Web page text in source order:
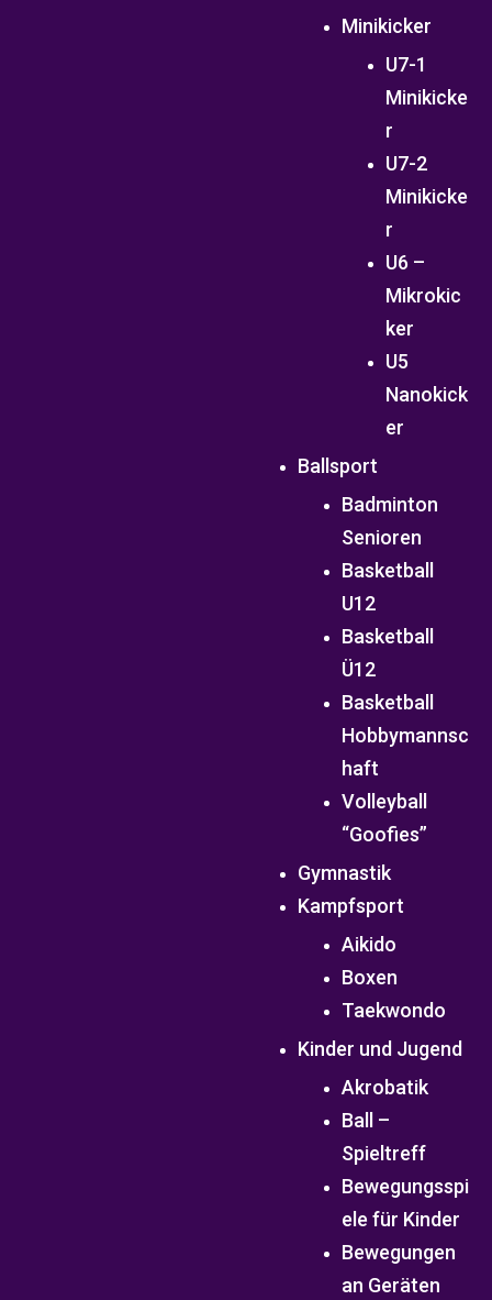
Minikicker
U7-1
Minikicke
r
U7-2
Minikicke
r
U6 –
Mikrokic
ker
U5
Nanokick
er
Ballsport
Badminton
Senioren
Basketball
U12
Basketball
Ü12
Basketball
Hobbymannsc
haft
Volleyball
“Goofies”
Gymnastik
Kampfsport
Aikido
Boxen
Taekwondo
Kinder und Jugend
Akrobatik
Ball –
Spieltreff
Bewegungsspi
ele für Kinder
Bewegungen
an Geräten